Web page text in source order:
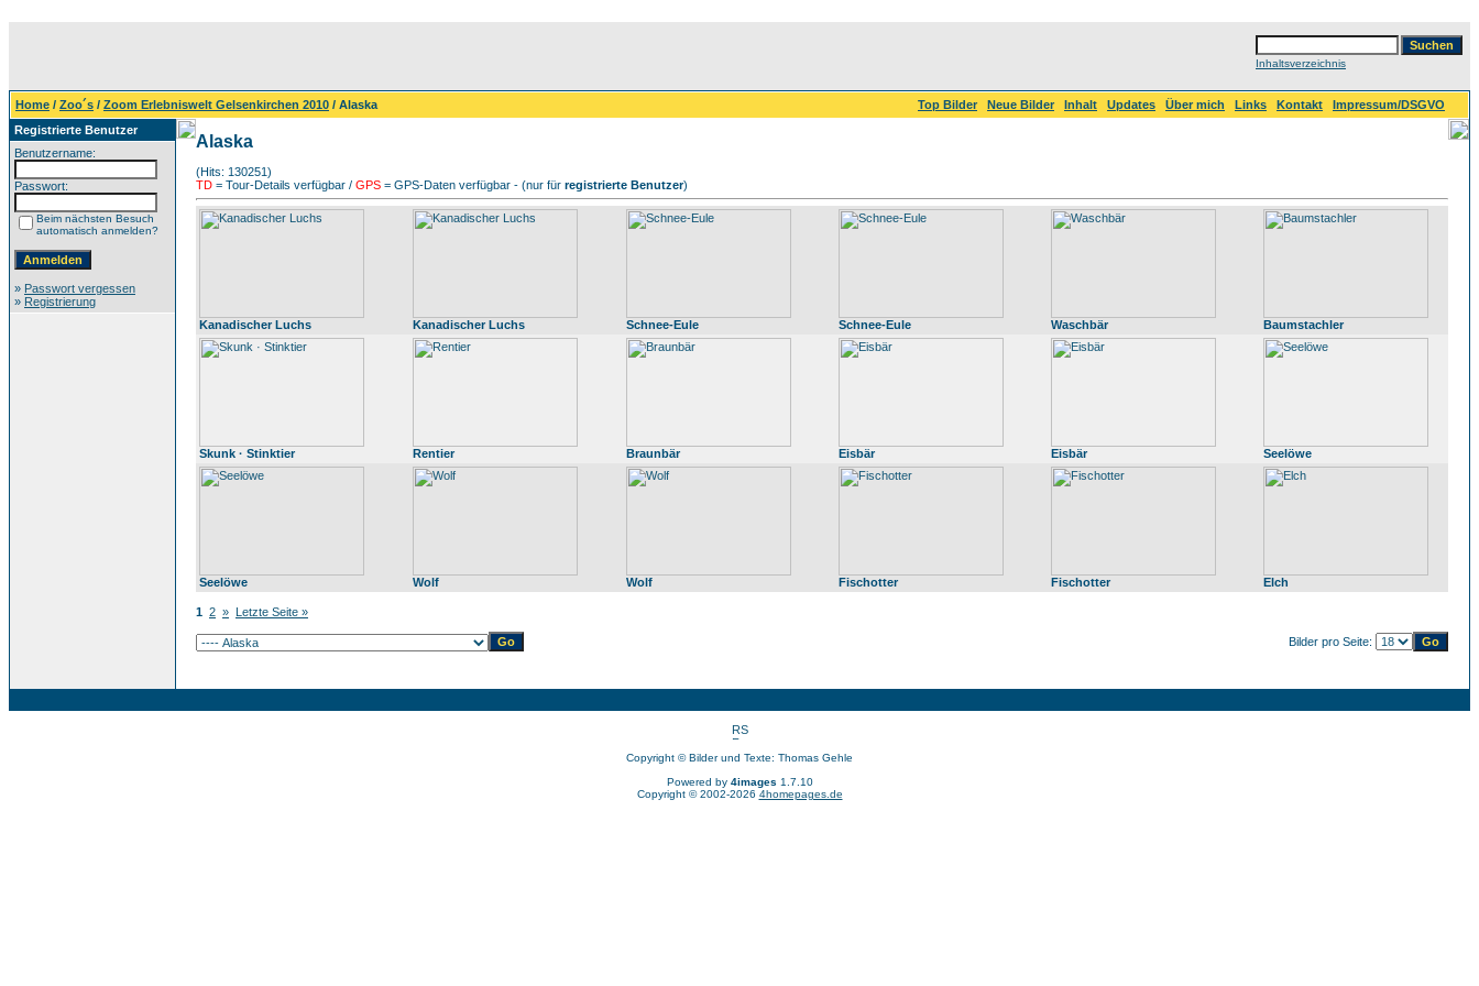
Inhaltsverzeichnis
Home / Zoo´s / Zoom Erlebniswelt Gelsenkirchen 2010 / Alaska Top Bilder Neue Bilder Inhalt Updates Über mich Links Kontakt
Impressum/DSGVO
Registrierte Benutzer
Benutzername:
Passwort:
Beim nächsten Besuch
automatisch anmelden?
» Passwort vergessen
» Registrierung
Alaska
(Hits: 130251)
TD = Tour-Details verfügbar / GPS = GPS-Daten verfügbar - (nur für registrierte Benutzer)
Kanadischer Luchs Kanadischer Luchs Schnee-Eule Schnee-Eule Waschbär Baumstachler
Skunk · Stinktier Rentier Braunbär Eisbär Eisbär Seelöwe
Seelöwe Wolf Wolf Fischotter Fischotter Elch
1 2 » Letzte Seite »
Bilder pro Seite:
Copyright © Bilder und Texte: Thomas Gehle
Powered by 4images 1.7.10
Copyright © 2002-2026 4homepages.de